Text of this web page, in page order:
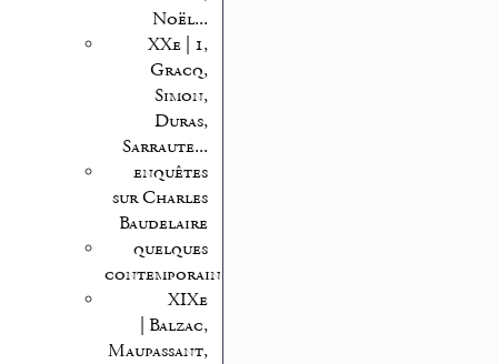
Noël...
XXe | 1,
Gracq,
Simon,
Duras,
Sarraute...
enquêtes
sur Charles
Baudelaire
quelques
contemporains
XIXe
| Balzac,
Maupassant,